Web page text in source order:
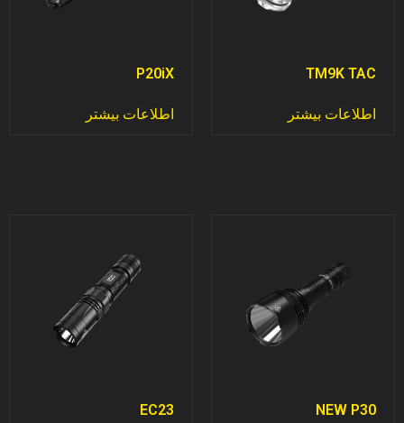
TM9K TAC
اطلاعات بیشتر
P20iX
اطلاعات بیشتر
NEW P30
EC23